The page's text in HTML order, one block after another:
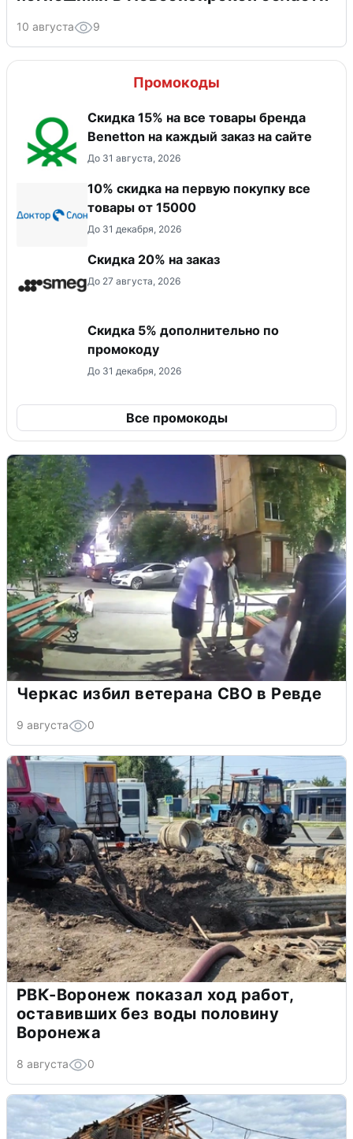
10 августа 9
Промокоды
Скидка 15% на все товары бренда
Benetton на каждый заказ на сайте
До 31 августа, 2026
10% скидка на первую покупку все
товары от 15000
До 31 декабря, 2026
Скидка 20% на заказ
До 27 августа, 2026
Скидка 5% дополнительно по
промокоду
До 31 декабря, 2026
Все промокоды
Черкас избил ветерана СВО в Ревде
9 августа 0
РВК-Воронеж показал ход работ,
оставивших без воды половину
Воронежа
8 августа 0